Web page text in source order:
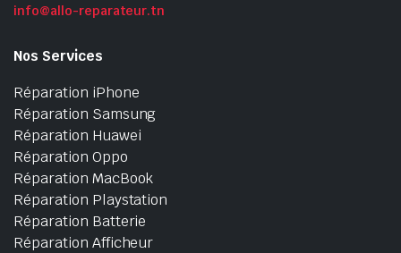
info@allo-reparateur.tn
Nos Services
Réparation iPhone
Réparation Samsung
Réparation Huawei
Réparation Oppo
Réparation MacBook
Réparation Playstation
Réparation Batterie
Réparation Afficheur